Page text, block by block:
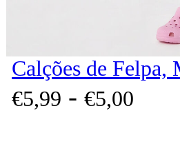
Calções de Felpa,
€5,99 - €5,00